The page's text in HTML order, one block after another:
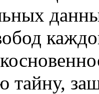
тайну,